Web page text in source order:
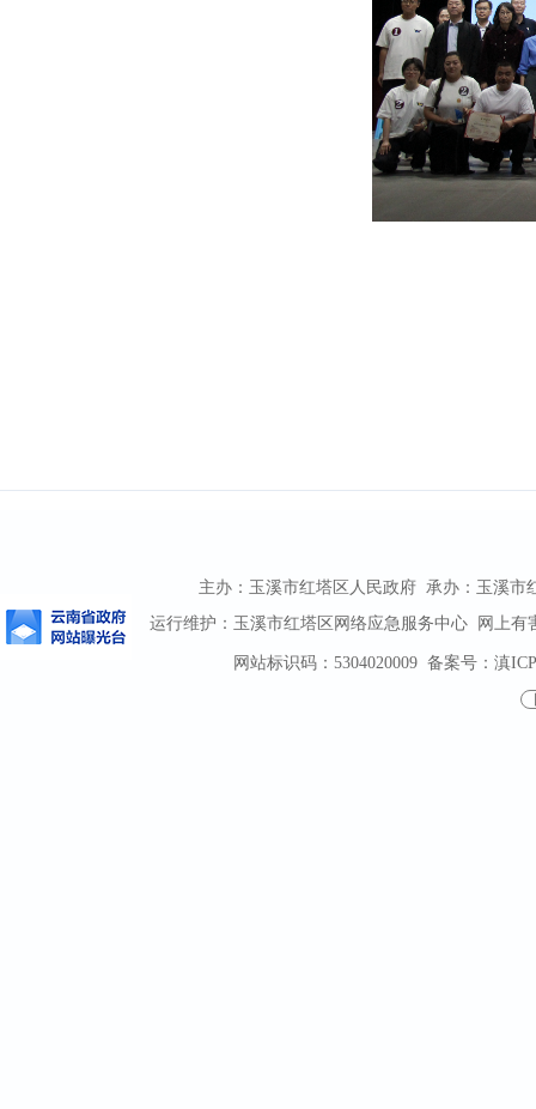
主办：玉溪市红塔区人民政府 承办：玉溪市
运行维护：玉溪市红塔区网络应急服务中心 网上有
网站标识码：5304020009备案号：滇